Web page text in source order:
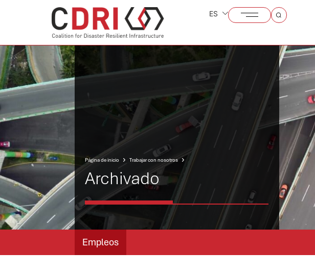
ES
Página de inicio Trabajar con nosotros
Archivado
Empleos